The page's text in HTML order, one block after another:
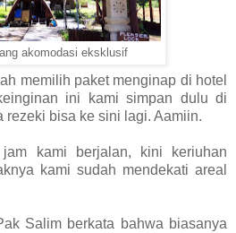
akomodasi eksklusif
memilih paket menginap di hotel
ini kami simpan dulu di
rezeki bisa ke sini lagi. Aamiin.
kami berjalan, kini keriuhan
kami sudah mendekati areal
Salim berkata bahwa biasanya